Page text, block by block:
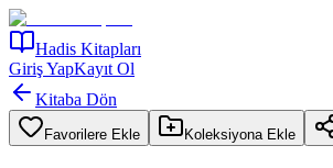
Hadis Kitapları
Giriş YapKayıt Ol
Kitaba Dön
Favorilere Ekle Koleksiyona Ekle